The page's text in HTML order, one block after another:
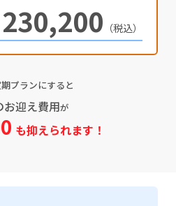
230,200 （税込）
プランにすると
お迎え費用が
も抑えられます！